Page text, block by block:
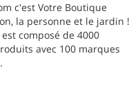
c'est Votre Boutique
la personne et le jardin !
composé de 4000
avec 100 marques